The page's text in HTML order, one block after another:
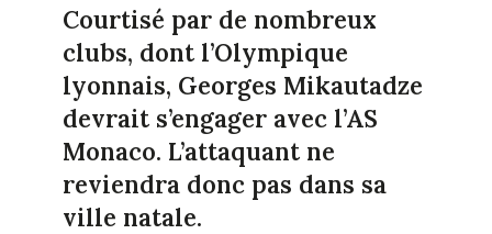
Courtisé par de nombreux
clubs, dont l’Olympique
lyonnais, Georges Mikautadze
devrait s’engager avec l’AS
Monaco. L’attaquant ne
reviendra donc pas dans sa
ville natale.